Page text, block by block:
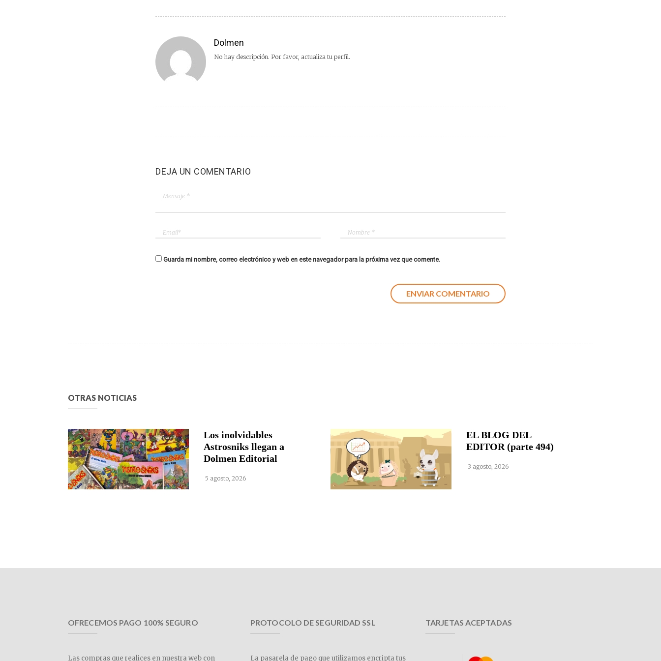
Dolmen
No hay descripción. Por favor, actualiza tu perfil.
DEJA UN COMENTARIO
Guarda mi nombre, correo electrónico y web en este navegador para la próxima vez que comente.
OTRAS NOTICIAS
Los inolvidables
Astrosniks llegan a
Dolmen Editorial
5 agosto, 2026
EL BLOG DEL
EDITOR (parte 494)
3 agosto, 2026
OFRECEMOS PAGO 100% SEGURO
Las compras que realices en nuestra web con
PROTOCOLO DE SEGURIDAD SSL
La pasarela de pago que utilizamos encripta tus
TARJETAS ACEPTADAS